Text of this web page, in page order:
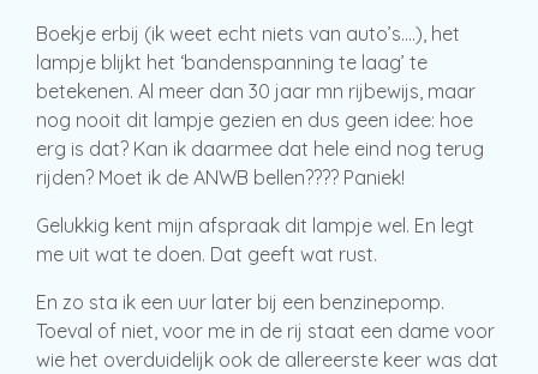
Boekje erbij (ik weet echt niets van auto’s….), het
lampje blijkt het ‘bandenspanning te laag’ te
betekenen. Al meer dan 30 jaar mn rijbewijs, maar
nog nooit dit lampje gezien en dus geen idee: hoe
erg is dat? Kan ik daarmee dat hele eind nog terug
rijden? Moet ik de ANWB bellen???? Paniek!
Gelukkig kent mijn afspraak dit lampje wel. En legt
me uit wat te doen. Dat geeft wat rust.
En zo sta ik een uur later bij een benzinepomp.
Toeval of niet, voor me in de rij staat een dame voor
wie het overduidelijk ook de allereerste keer was dat